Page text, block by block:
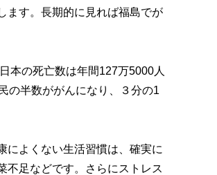
ます。長期的に見れば福島でが
本の死亡数は年間127万5000人
の半数ががんになり、３分の1
によくない生活習慣は、確実に
不足などです。さらにストレス